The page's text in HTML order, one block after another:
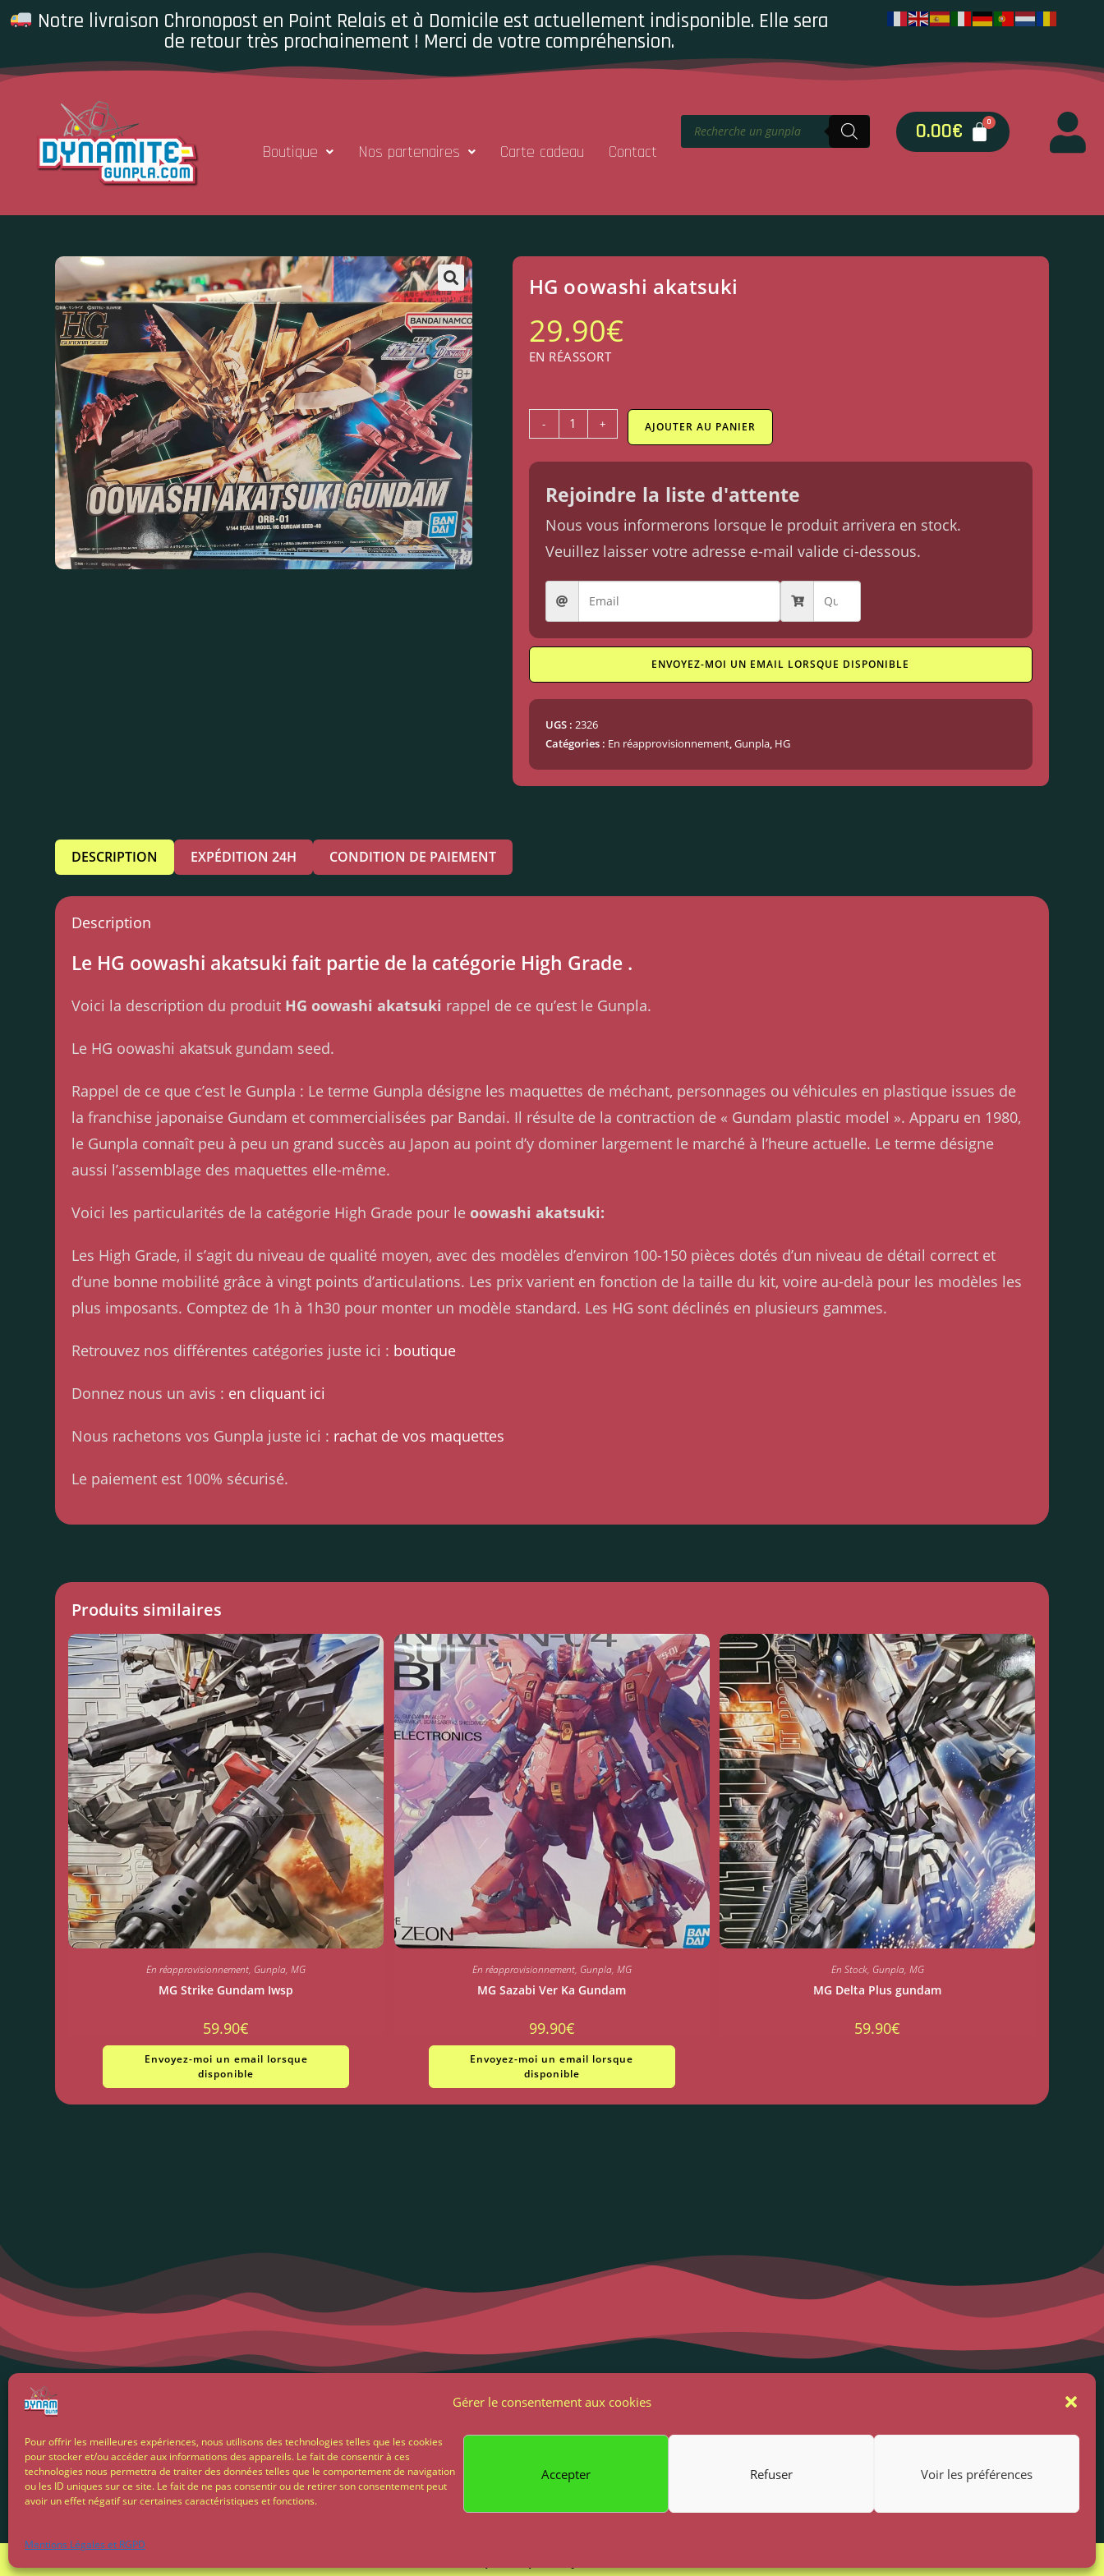
Gérer le consentement aux cookies
Pour offrir les meilleures expériences, nous utilisons des technologies telles que les cookies
pour stocker et/ou accéder aux informations des appareils. Le fait de consentir à ces
technologies nous permettra de traiter des données telles que le comportement de navigation
ou les ID uniques sur ce site. Le fait de ne pas consentir ou de retirer son consentement peut
avoir un effet négatif sur certaines caractéristiques et fonctions.
Accepter Refuser Voir les préférences
Mentions Légales et RGPD
Notre livraison Chronopost en Point Relais et à Domicile est actuellement indisponible. Elle sera
de retour très prochainement ! Merci de votre compréhension.
Boutique Nos partenaires Carte cadeau Contact
0.00€
HG oowashi akatsuki
29.90€
EN RÉASSORT
- + AJOUTER AU PANIER
Rejoindre la liste d'attente
Nous vous informerons lorsque le produit arrivera en stock.
Veuillez laisser votre adresse e-mail valide ci-dessous.
ENVOYEZ-MOI UN EMAIL LORSQUE DISPONIBLE
UGS : 2326
Catégories : En réapprovisionnement, Gunpla, HG
DESCRIPTION EXPÉDITION 24H CONDITION DE PAIEMENT
Description
Le HG oowashi akatsuki fait partie de la catégorie High Grade .
Voici la description du produit HG oowashi akatsuki rappel de ce qu’est le Gunpla.
Le HG oowashi akatsuk gundam seed.
Rappel de ce que c’est le Gunpla : Le terme Gunpla désigne les maquettes de méchant, personnages ou véhicules en plastique issues de
la franchise japonaise Gundam et commercialisées par Bandai. Il résulte de la contraction de « Gundam plastic model ». Apparu en 1980,
le Gunpla connaît peu à peu un grand succès au Japon au point d’y dominer largement le marché à l’heure actuelle. Le terme désigne
aussi l’assemblage des maquettes elle-même.
Voici les particularités de la catégorie High Grade pour le oowashi akatsuki:
Les High Grade, il s’agit du niveau de qualité moyen, avec des modèles d’environ 100-150 pièces dotés d’un niveau de détail correct et
d’une bonne mobilité grâce à vingt points d’articulations. Les prix varient en fonction de la taille du kit, voire au-delà pour les modèles les
plus imposants. Comptez de 1h à 1h30 pour monter un modèle standard. Les HG sont déclinés en plusieurs gammes.
Retrouvez nos différentes catégories juste ici : boutique
Donnez nous un avis : en cliquant ici
Nous rachetons vos Gunpla juste ici : rachat de vos maquettes
Le paiement est 100% sécurisé.
Produits similaires
En réapprovisionnement, Gunpla,MG
MG Strike Gundam Iwsp
59.90€
Envoyez-moi un email lorsque
disponible
En réapprovisionnement, Gunpla, MG
MG Sazabi Ver Ka Gundam
99.90€
Envoyez-moi un email lorsque
disponible
En Stock, Gunpla, MG
MG Delta Plus gundam
59.90€
Conditions générales de vente
Paiement sécurisé
85 500 Les Herbiers